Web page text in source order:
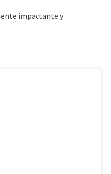
impactante y